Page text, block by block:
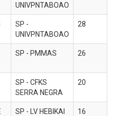
UNIVPNTABOAO
SP -
UNIVPNTABOAO
28
SP - PMMAS 26
SP - CFKS
SERRA NEGRA
20
SP - LV HEBIKAI 16